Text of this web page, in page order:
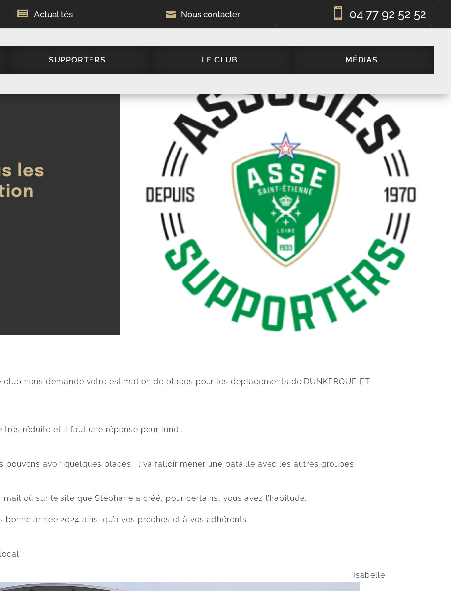
 Actualités  Nous contacter  04 77 92 52 52
SUPPORTERS LE CLUB MÉDIAS
les
nous demande votre estimation de places pour les déplacements de DUNKERQUE ET
réduite et il faut une réponse pour lundi.
pouvons avoir quelques places, il va falloir mener une bataille avec les autres groupes.
où sur le site que Stéphane a créé, pour certains, vous avez l’habitude.
année 2024 ainsi qu’à vos proches et à vos adhérents.
Isabelle